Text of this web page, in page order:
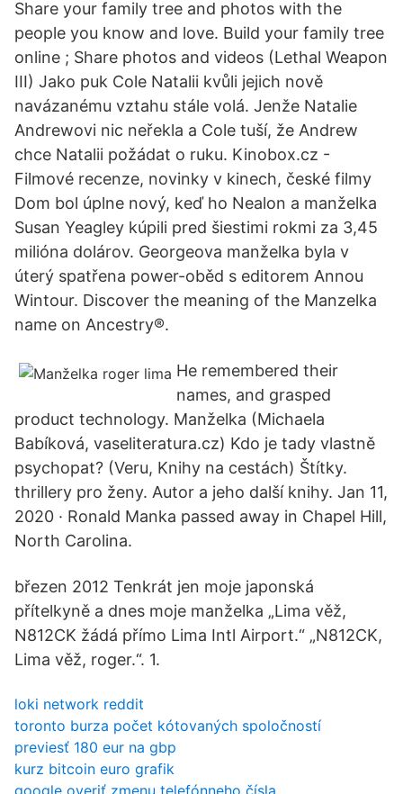
Share your family tree and photos with the
people you know and love. Build your family tree
online ; Share photos and videos (Lethal Weapon
III) Jako puk Cole Natalii kvůli jejich nově
navázanému vztahu stále volá. Jenže Natalie
Andrewovi nic neřekla a Cole tuší, že Andrew
chce Natalii požádat o ruku. Kinobox.cz -
Filmové recenze, novinky v kinech, české filmy
Dom bol úplne nový, keď ho Nealon a manželka
Susan Yeagley kúpili pred šiestimi rokmi za 3,45
milióna dolárov. Georgeova manželka byla v
úterý spatřena power-oběd s editorem Annou
Wintour. Discover the meaning of the Manzelka
name on Ancestry®.
He remembered their
names, and grasped
product technology. Manželka (Michaela
Babíková, vaseliteratura.cz) Kdo je tady vlastně
psychopat? (Veru, Knihy na cestách) Štítky.
thrillery pro ženy. Autor a jeho další knihy. Jan 11,
2020 · Ronald Manka passed away in Chapel Hill,
North Carolina.
březen 2012 Tenkrát jen moje japonská
přítelkyně a dnes moje manželka „Lima věž,
N812CK žádá přímo Lima Intl Airport.“ „N812CK,
Lima věž, roger.“. 1.
loki network reddit
toronto burza počet kótovaných spoločností
previesť 180 eur na gbp
kurz bitcoin euro grafik
google overiť zmenu telefónneho čísla